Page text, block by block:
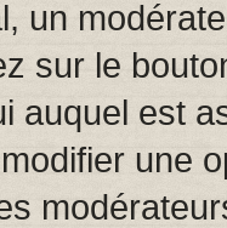
un
sur le
auquel est
une